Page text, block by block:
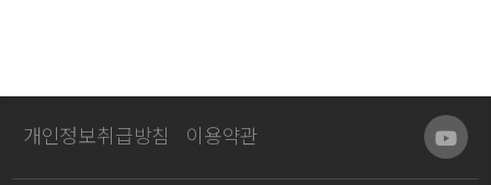
개인정보취급방침 이용약관